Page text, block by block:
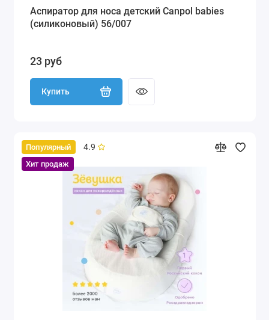
Аспиратор для носа детский Canpol babies
(силиконовый) 56/007
23 руб
Купить
Популярный
Хит продаж
4.9